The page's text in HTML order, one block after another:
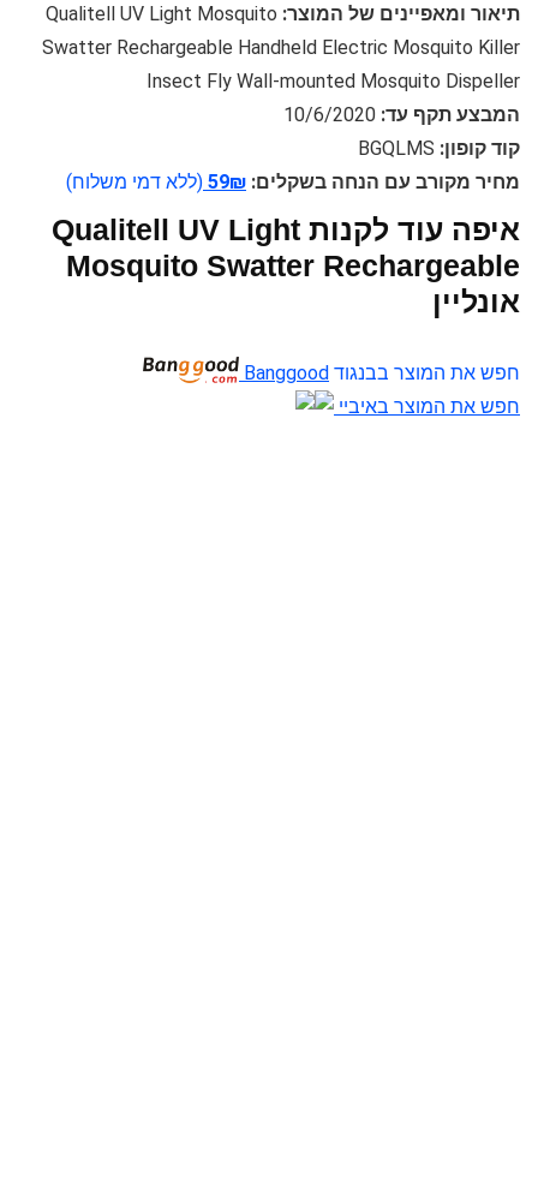
תיאור ומאפיינים של המוצר: Qualitell UV Light Mosquito
Swatter Rechargeable Handheld Electric Mosquito Killer
Insect Fly Wall-mounted Mosquito Dispeller
המבצע תקף עד: 10/6/2020
קוד קופון: BGQLMS
מחיר מקורב עם הנחה בשקלים: 59₪ (ללא דמי משלוח)
איפה עוד לקנות Qualitell UV Light
Mosquito Swatter Rechargeable
אונליין
חפש את המוצר בבנגוד Banggood
חפש את המוצר באיביי